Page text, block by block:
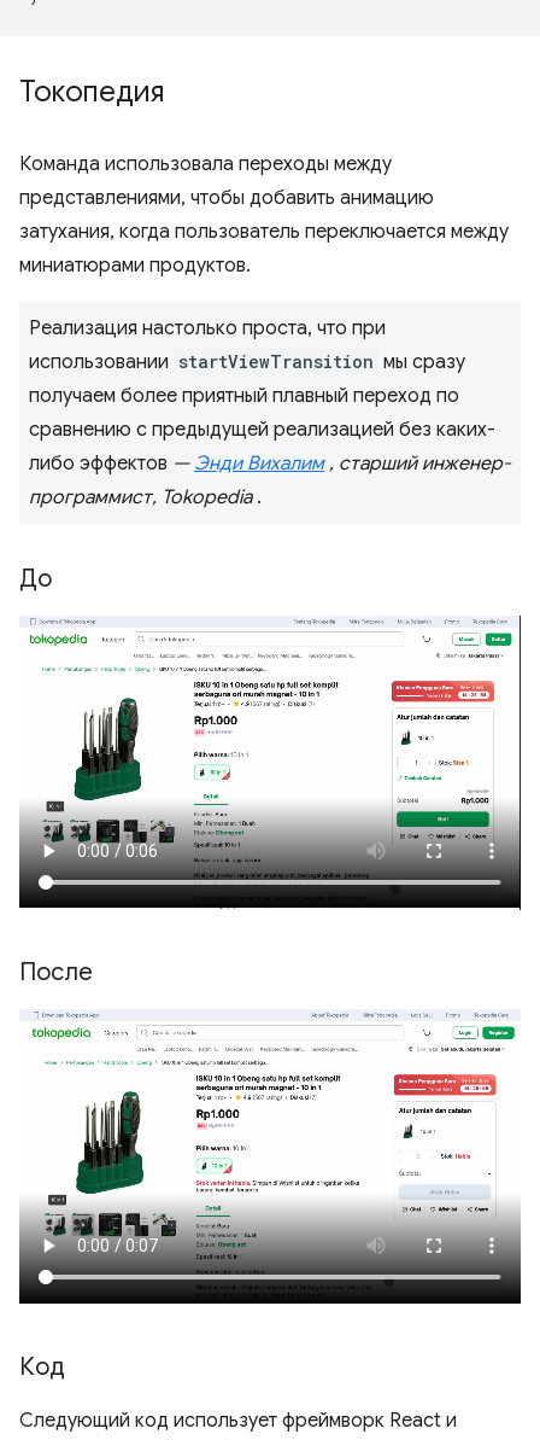
Токопедия
Команда использовала переходы между
представлениями, чтобы добавить анимацию
затухания, когда пользователь переключается между
миниатюрами продуктов.
Реализация настолько проста, что при
использовании startViewTransition мы сразу
получаем более приятный плавный переход по
сравнению с предыдущей реализацией без каких-
либо эффектов — Энди Вихалим, старший инженер-
программист, Tokopedia.
До
После
Код
Следующий код использует фреймворк React и